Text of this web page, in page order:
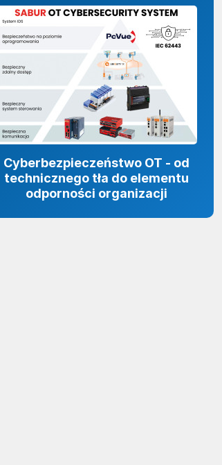
Cyberbezpieczeństwo OT - od
technicznego tła do elementu
odporności organizacji